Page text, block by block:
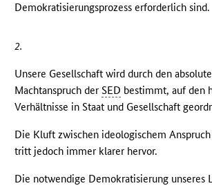
Demokratisierungsprozess erforderlich sind.
2.
Unsere Gesellschaft wird durch den
Machtanspruch derSED bestimmt, auf den
Verhältnisse in Staat und Gesellschaft
Die Kluft zwischen ideologischem
tritt jedoch immer klarer hervor.
Die notwendige Demokratisierung unseres